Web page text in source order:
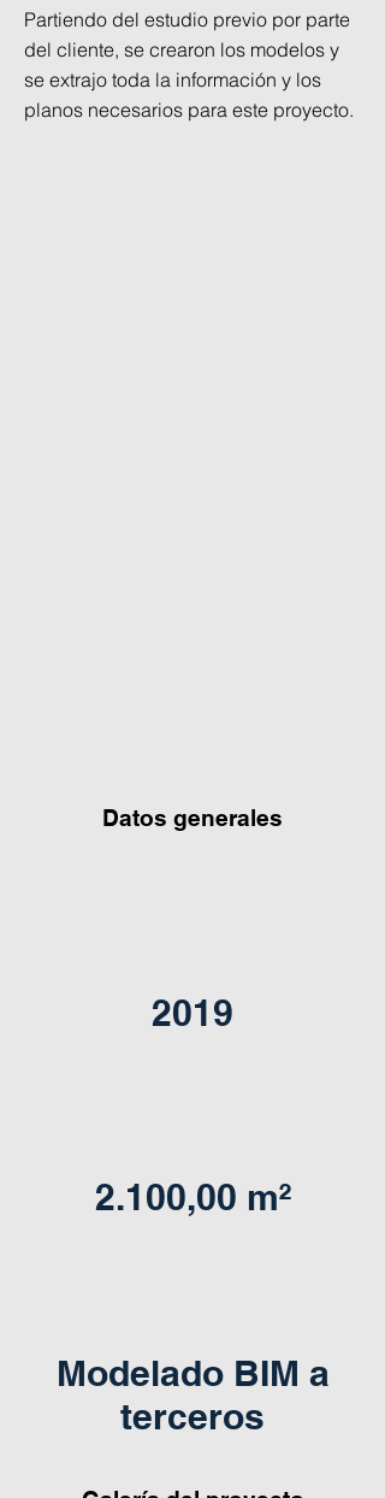
Partiendo del estudio previo por parte
del cliente, se crearon los modelos y
se extrajo toda la información y los
planos necesarios para este proyecto.
Datos generales
2019
2.100,00 m²
Modelado BIM a
terceros